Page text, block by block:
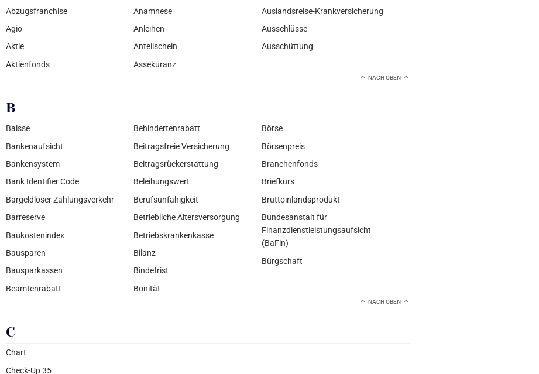
Abzugsfranchise
Agio
Aktie
Aktienfonds
Anamnese
Anleihen
Anteilschein
Assekuranz
Auslandsreise-Krankversicherung
Ausschlüsse
Ausschüttung
NACH OBEN
B
Baisse
Bankenaufsicht
Bankensystem
Bank Identifier Code
Bargeldloser Zahlungsverkehr
Barreserve
Baukostenindex
Bausparen
Bausparkassen
Beamtenrabatt
Behindertenrabatt
Beitragsfreie Versicherung
Beitragsrückerstattung
Beleihungswert
Berufsunfähigkeit
Betriebliche Altersversorgung
Betriebskrankenkasse
Bilanz
Bindefrist
Bonität
Börse
Börsenpreis
Branchenfonds
Briefkurs
Bruttoinlandsprodukt
Bundesanstalt für
Finanzdienstleistungsaufsicht
(BaFin)
Bürgschaft
NACH OBEN
C
Chart
Check-Up 35